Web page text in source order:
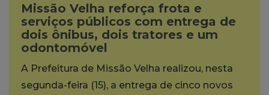
Missão Velha reforça frota e
serviços públicos com entrega de
dois ônibus, dois tratores e um
odontomóvel
A Prefeitura de Missão Velha realizou, nesta
segunda-feira (15), a entrega de cinco novos